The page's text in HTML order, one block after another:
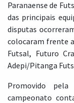
Paranaense de
das principais
disputas
colocaram frente
Futsal, Futuro
Adepi/Pitanga
Promovido pela
campeonato